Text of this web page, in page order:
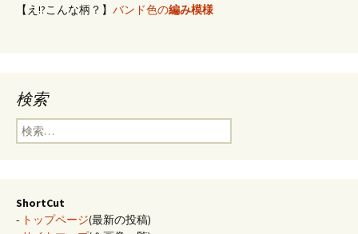
【え!?こんな柄？】 バンド色の編み模様
検索
検
索:
ShortCut
- トップページ(最新の投稿)